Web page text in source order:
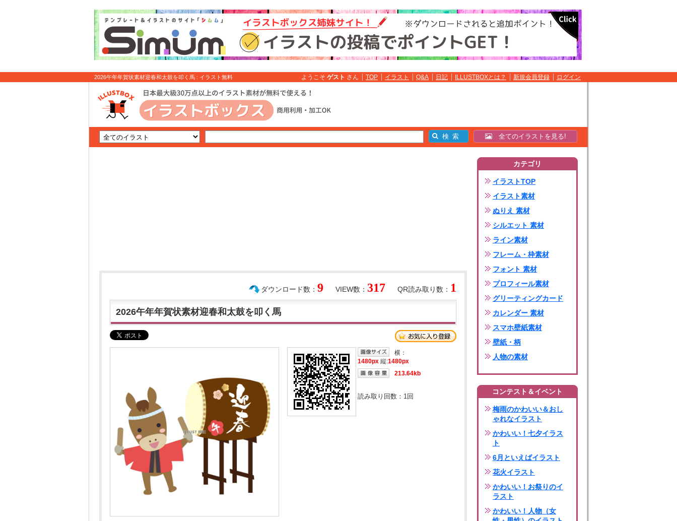
2026午年年賀状素材迎春和太鼓を叩く馬 : イラスト無料 ようこそ ゲスト さん TOP イラスト Q&A 日記 ILLUSTBOXとは？ 新規会員登録 ログイン
全てのイラストを見る!
QR読み取り数： 1
VIEW数： 317
ダウンロード数： 9
2026午年年賀状素材迎春和太鼓を叩く馬
横：
1480px 縦:1480px
213.64kb
読み取り回数： 1回
カテゴリ
イラストTOP
イラスト素材
ぬりえ 素材
シルエット 素材
ライン素材
フレーム・枠素材
フォント 素材
プロフィール素材
グリーティングカード
カレンダー 素材
スマホ壁紙素材
壁紙・柄
人物の素材
コンテスト＆イベント
梅雨のかわいい＆おし
ゃれなイラスト
かわいい！七夕イラス
ト
6月といえばイラスト
花火イラスト
かわいい！お祭りのイ
ラスト
かわいい！人物（女